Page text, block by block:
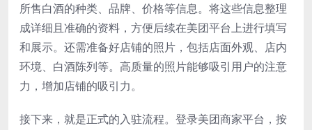
所售白酒的种类、品牌、价格等信息。将这些信息整理
成详细且准确的资料，方便后续在美团平台上进行填写
和展示。还需准备好店铺的照片，包括店面外观、店内
环境、白酒陈列等。高质量的照片能够吸引用户的注意
力，增加店铺的吸引力。
接下来，就是正式的入驻流程。登录美团商家平台，按